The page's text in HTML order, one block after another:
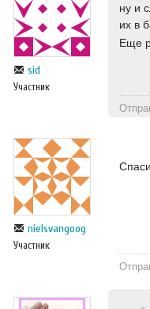
sid
Участник
ну и
их в
Еще
nielsvangoog
Участник